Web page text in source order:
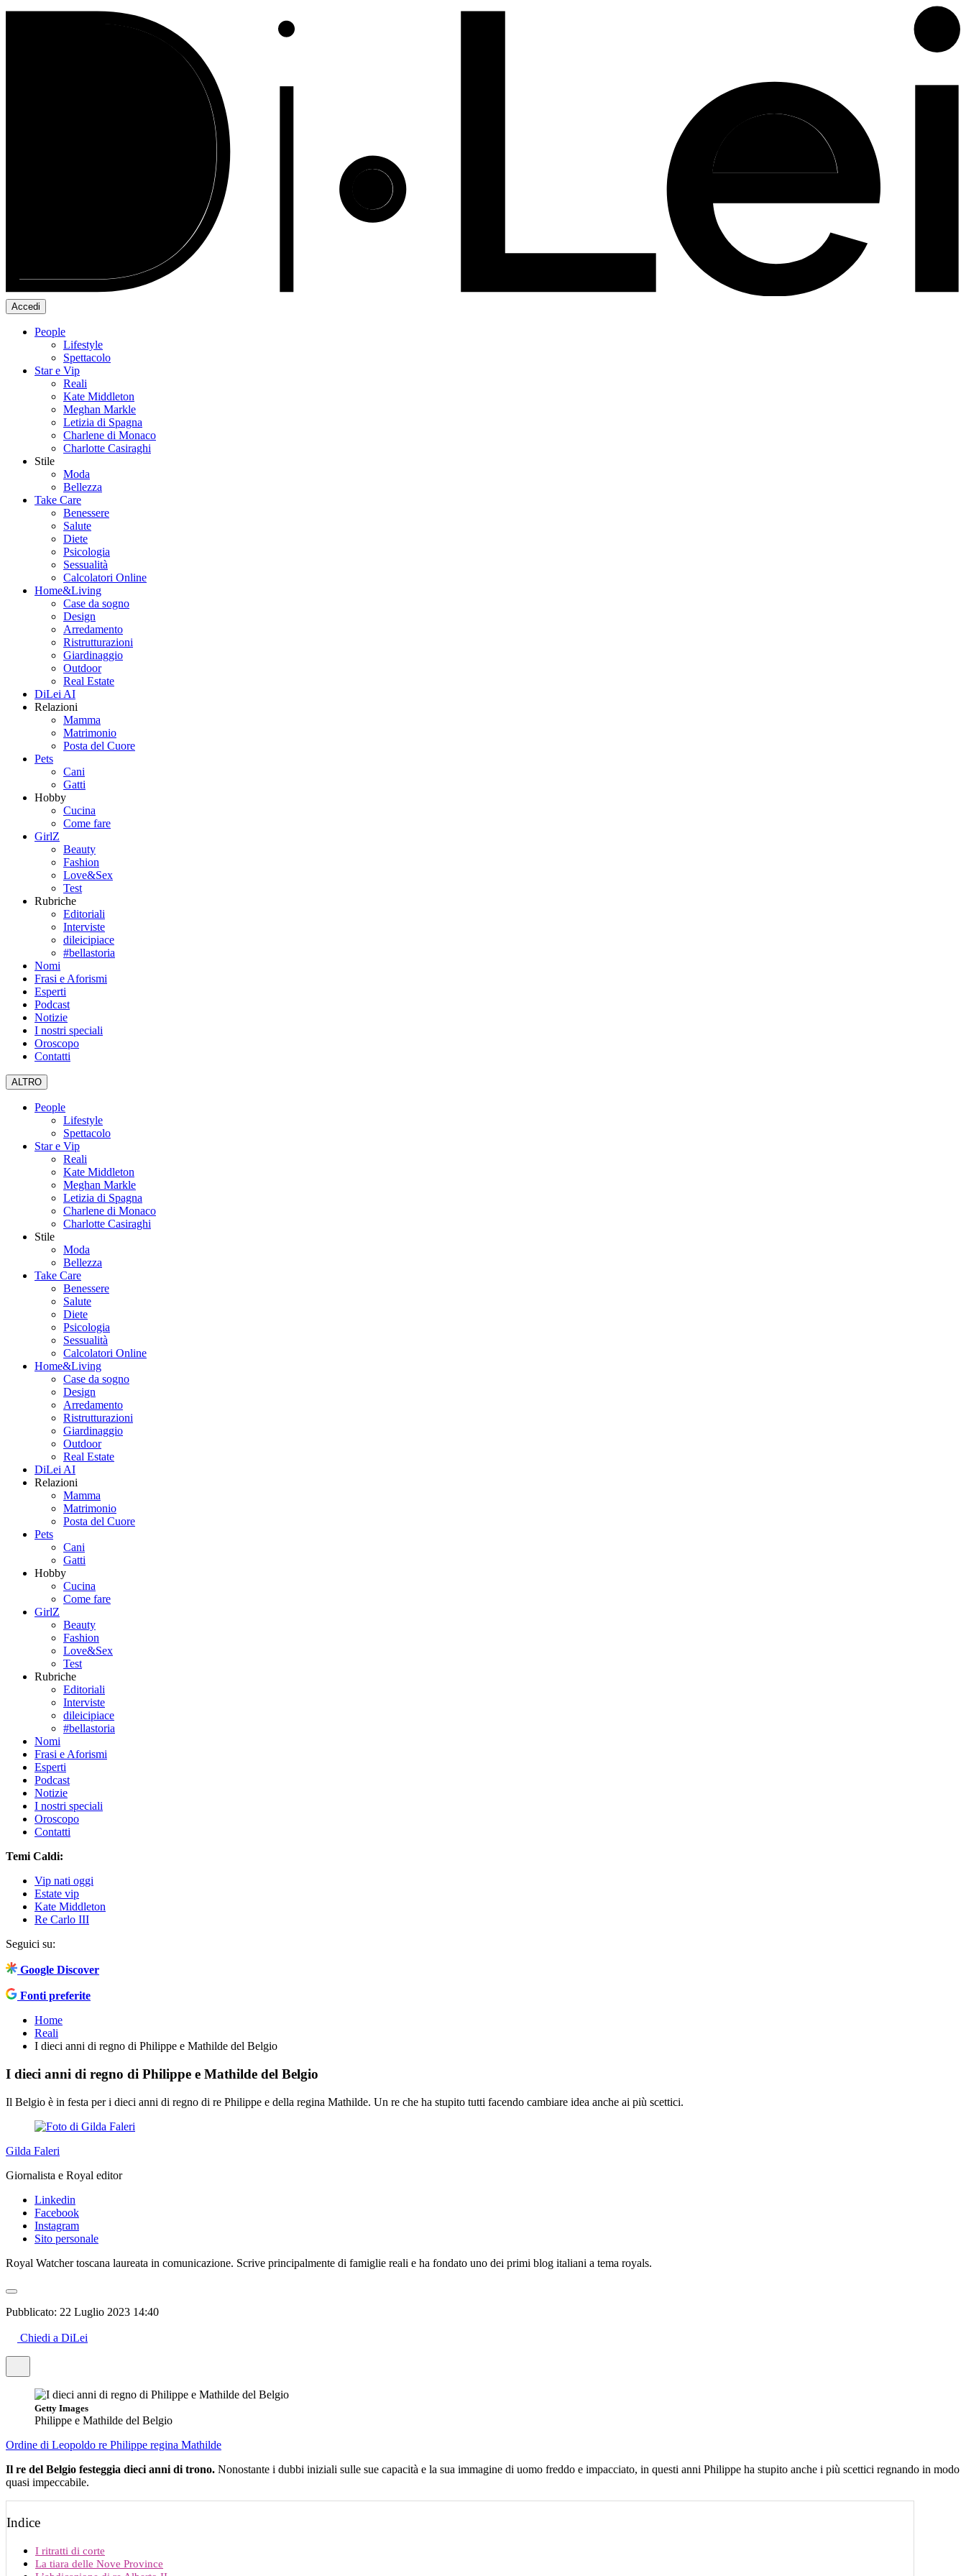
Accedi
People
Lifestyle
Spettacolo
Star e Vip
Reali
Kate Middleton
Meghan Markle
Letizia di Spagna
Charlene di Monaco
Charlotte Casiraghi
Stile
Moda
Bellezza
Take Care
Benessere
Salute
Diete
Psicologia
Sessualità
Calcolatori Online
Home&Living
Case da sogno
Design
Arredamento
Ristrutturazioni
Giardinaggio
Outdoor
Real Estate
DiLei AI
Relazioni
Mamma
Matrimonio
Posta del Cuore
Pets
Cani
Gatti
Hobby
Cucina
Come fare
GirlZ
Beauty
Fashion
Love&Sex
Test
Rubriche
Editoriali
Interviste
dileicipiace
#bellastoria
Nomi
Frasi e Aforismi
Esperti
Podcast
Notizie
I nostri speciali
Oroscopo
Contatti
ALTRO
People
Lifestyle
Spettacolo
Star e Vip
Reali
Kate Middleton
Meghan Markle
Letizia di Spagna
Charlene di Monaco
Charlotte Casiraghi
Stile
Moda
Bellezza
Take Care
Benessere
Salute
Diete
Psicologia
Sessualità
Calcolatori Online
Home&Living
Case da sogno
Design
Arredamento
Ristrutturazioni
Giardinaggio
Outdoor
Real Estate
DiLei AI
Relazioni
Mamma
Matrimonio
Posta del Cuore
Pets
Cani
Gatti
Hobby
Cucina
Come fare
GirlZ
Beauty
Fashion
Love&Sex
Test
Rubriche
Editoriali
Interviste
dileicipiace
#bellastoria
Nomi
Frasi e Aforismi
Esperti
Podcast
Notizie
I nostri speciali
Oroscopo
Contatti
Temi Caldi:
Vip nati oggi
Estate vip
Kate Middleton
Re Carlo III
Seguici su:
Google Discover
Fonti preferite
Home
Reali
I dieci anni di regno di Philippe e Mathilde del Belgio
I dieci anni di regno di Philippe e Mathilde del Belgio
Il Belgio è in festa per i dieci anni di regno di re Philippe e della regina Mathilde. Un re che ha stupito tutti facendo cambiare idea anche ai più scettici.
Gilda Faleri
Giornalista e Royal editor
Linkedin
Facebook
Instagram
Sito personale
Royal Watcher toscana laureata in comunicazione. Scrive principalmente di famiglie reali e ha fondato uno dei primi blog italiani a tema royals.
Pubblicato: 22 Luglio 2023 14:40
Chiedi a DiLei
Getty Images
Philippe e Mathilde del Belgio
Ordine di Leopoldo re Philippe regina Mathilde
Il re del Belgio festeggia dieci anni di trono. Nonostante i dubbi iniziali sulle sue capacità e la sua immagine di uomo freddo e impacciato, in questi anni Philippe ha stupito anche i più scettici regnando in modo
quasi impeccabile.
Indice
I ritratti di corte
La tiara delle Nove Province